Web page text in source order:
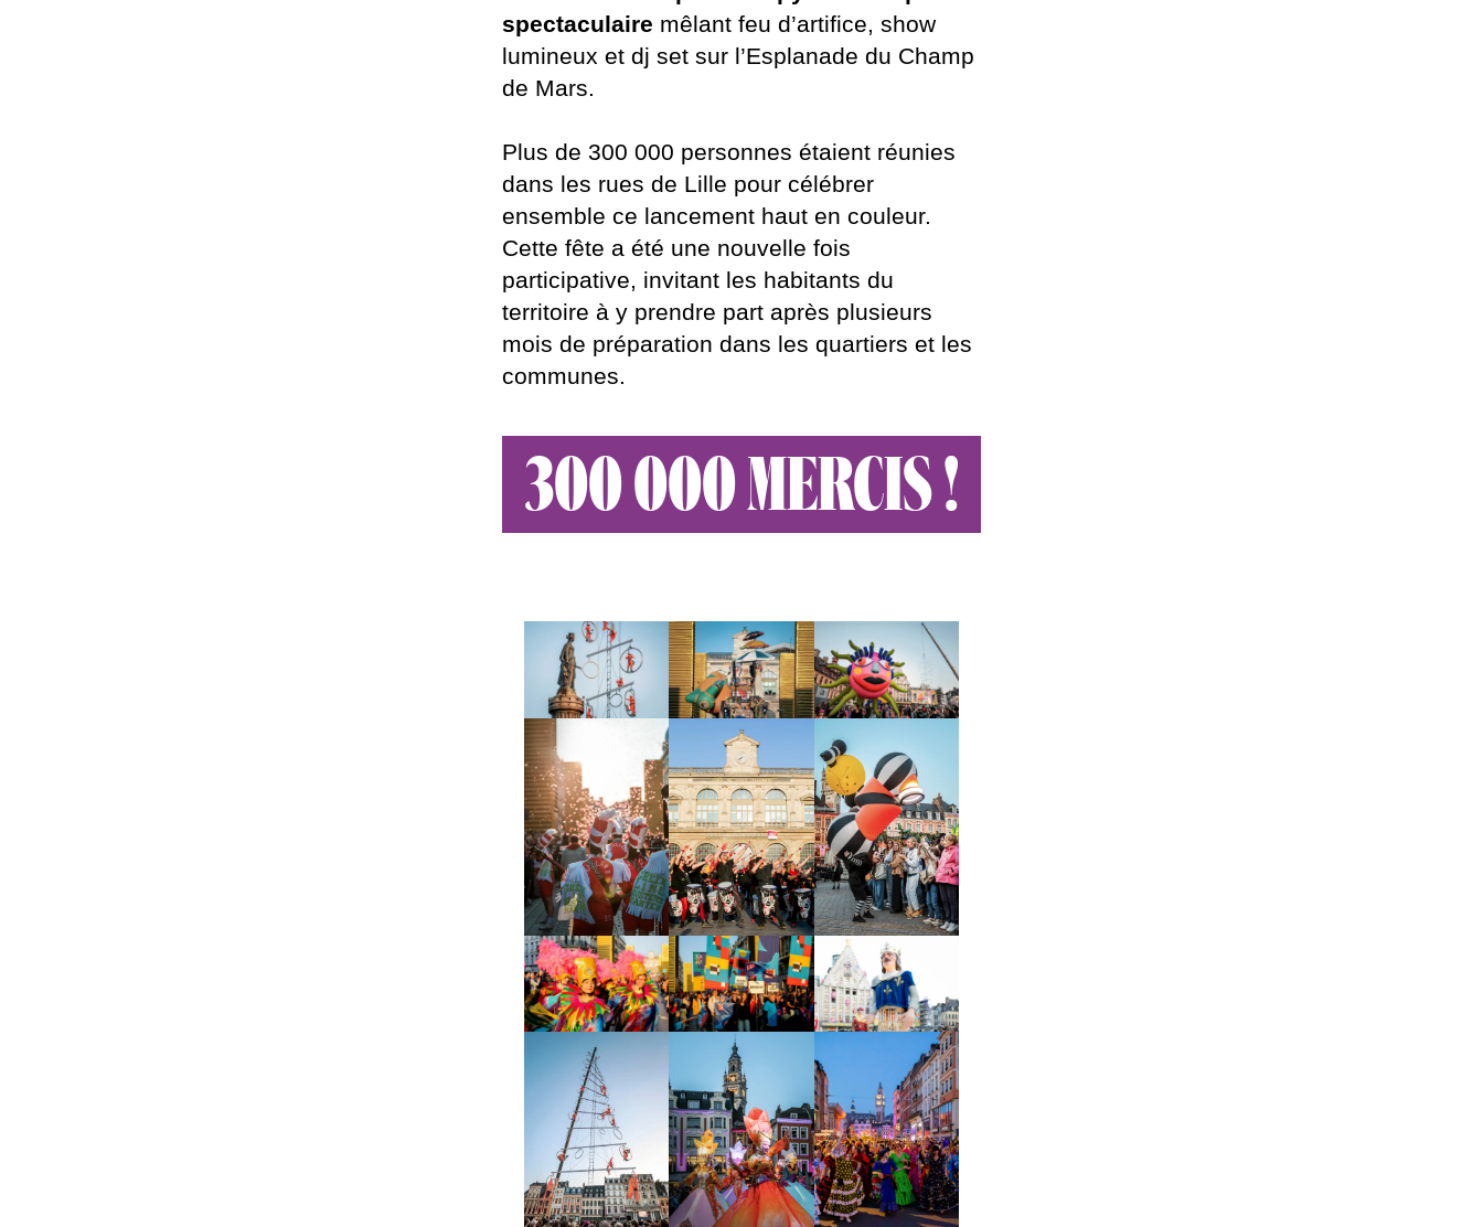
spectaculaire mêlant feu d’artifice, show
lumineux et dj set sur l’Esplanade du Champ
de Mars.
Plus de 300 000 personnes étaient réunies
dans les rues de Lille pour célébrer
ensemble ce lancement haut en couleur.
Cette fête a été une nouvelle fois
participative, invitant les habitants du
territoire à y prendre part après plusieurs
mois de préparation dans les quartiers et les
communes.
300 000 MERCIS !